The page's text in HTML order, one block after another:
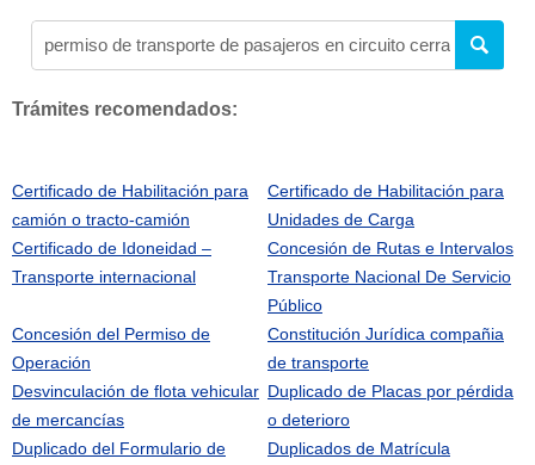
Trámites recomendados:
Certificado de Habilitación para
camión o tracto-camión
Certificado de Habilitación para
Unidades de Carga
Certificado de Idoneidad –
Transporte internacional
Concesión de Rutas e Intervalos
Transporte Nacional De Servicio
Público
Concesión del Permiso de
Operación
Constitución Jurídica compañia
de transporte
Desvinculación de flota vehicular
de mercancías
Duplicado de Placas por pérdida
o deterioro
Duplicado del Formulario de
Duplicados de Matrícula